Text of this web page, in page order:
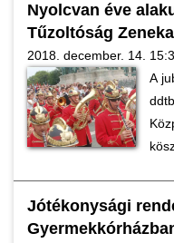
Nyolcvan éve
Tűzoltóság
2018. december. 14.
A
Jótékonysági